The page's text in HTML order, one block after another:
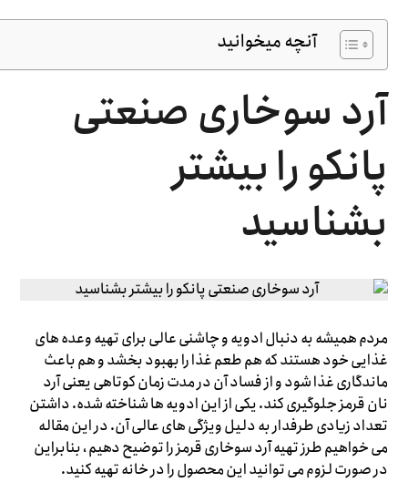
آنچه میخوانید
آرد سوخاری صنعتی
پانکو را بیشتر
بشناسید
مردم همیشه به دنبال ادویه و چاشنی عالی برای تهیه وعده های
غذایی خود هستند که هم طعم غذا را بهبود بخشد و هم باعث
ماندگاری غذا شود و از فساد آن در مدت زمان کوتاهی یعنی آرد
نان قرمز جلوگیری کند. یکی از این ادویه ها شناخته شده. داشتن
تعداد زیادی طرفدار به دلیل ویژگی های عالی آن. در این مقاله
می خواهیم طرز تهیه آرد سوخاری قرمز را توضیح دهیم ، بنابراین
در صورت لزوم می توانید این محصول را در خانه تهیه کنید.